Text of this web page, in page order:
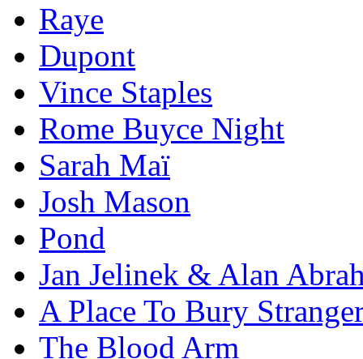
Raye
Dupont
Vince Staples
Rome Buyce Night
Sarah Maï
Josh Mason
Pond
Jan Jelinek & Alan
A Place To Bury
The Blood Arm